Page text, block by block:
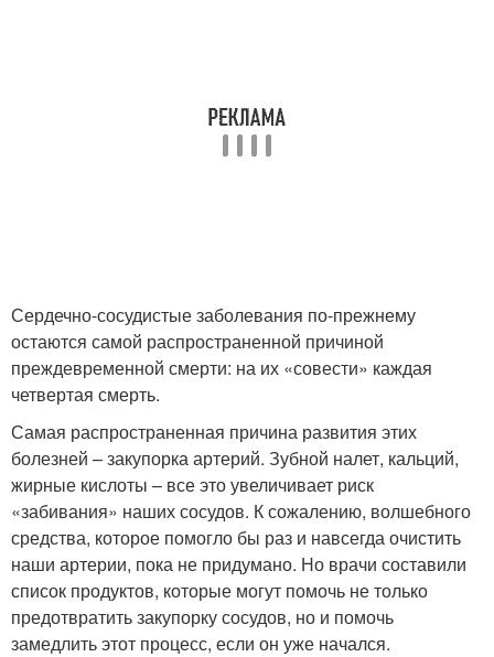
Сердечно-сосудистые заболевания по-прежнему
остаются самой распространенной причиной
преждевременной смерти: на их «совести» каждая
четвертая смерть.
Самая распространенная причина развития этих
болезней – закупорка артерий. Зубной налет, кальций,
жирные кислоты – все это увеличивает риск
«забивания» наших сосудов. К сожалению, волшебного
средства, которое помогло бы раз и навсегда очистить
наши артерии, пока не придумано. Но врачи составили
список продуктов, которые могут помочь не только
предотвратить закупорку сосудов, но и помочь
замедлить этот процесс, если он уже начался.